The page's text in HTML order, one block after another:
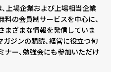
上場企業および上場相当企業
の会員制サービスを中心に、
まざまな情報を発信していま
ジンの購読、経営に役立つ旬
ナー、勉強会にも参加いただけ